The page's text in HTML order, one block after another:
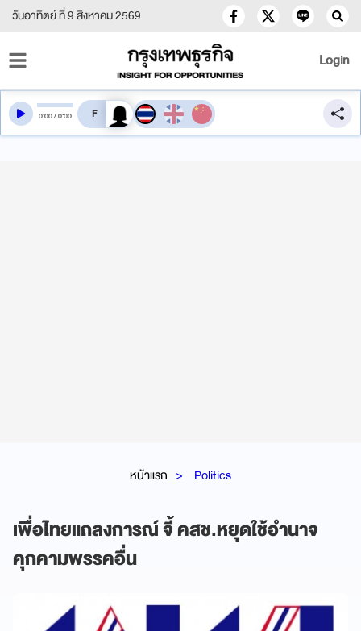
วันอาทิตย์ ที่ 9 สิงหาคม 2569
Login
หน้าแรก Politics
เพื่อไทยแถลงการณ์ จี้ คสช.หยุดใช้อำนาจ
คุกคามพรรคอื่น
0:00/0:00 สลับเสียงอ่าน